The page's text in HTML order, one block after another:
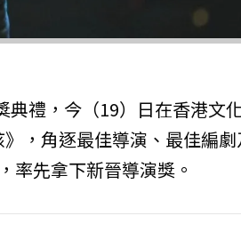
禮，今（19）日在香港文
，角逐最佳導演、最佳編
率先拿下新晉導演獎。